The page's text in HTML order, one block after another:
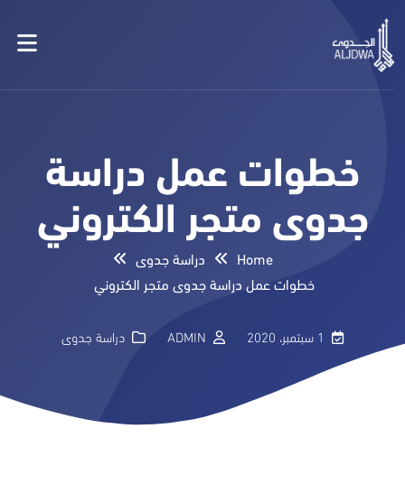
خطوات عمل دراسة
جدوى متجر الكتروني
Home
دراسة جدوى
خطوات عمل دراسة جدوى متجر الكتروني
1 سبتمبر، 2020 ADMIN دراسة جدوى